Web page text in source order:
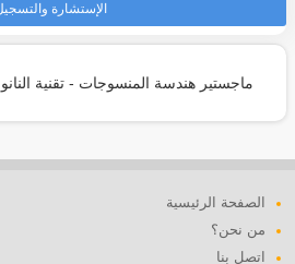
الإستشارة والتسجيل
ماجستير هندسة المنسوجات - تقنية النانو
الصفحة الرئيسية
من نحن؟
اتصل بنا